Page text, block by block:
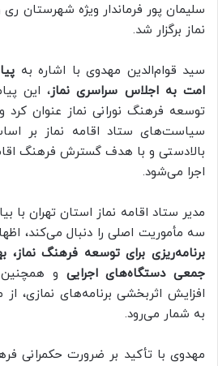
سلیمان پور فرماندار ویژه شهرستان
نماز برگزار شد.
سید قوام‌الدین مهدوی با اشاره به
امت به اجلاس سراسری نماز، این
توسعه فرهنگ نورانی نماز عنوان کرد
سیاست‌های ستاد اقامه نماز بر
بالادستی و با هدف گسترش فرهنگ
اجرا می‌شود.
مدیر ستاد اقامه نماز استان تهران با
سه مأموریت اصلی را دنبال می‌کند،
برنامه‌ریزی برای توسعه فرهنگ
جمعی دستگاه‌های اجرایی و
افزایش اثربخشی برنامه‌های نمازی،
به شمار می‌رود.
مهدوی با تأکید بر ضرورت حکمرانی